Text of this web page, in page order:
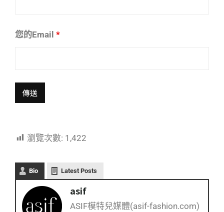
您的Email *
瀏覽次數: 1,422
Bio Latest Posts
asif
ASIF模特兒媒體(asif-fashion.com)